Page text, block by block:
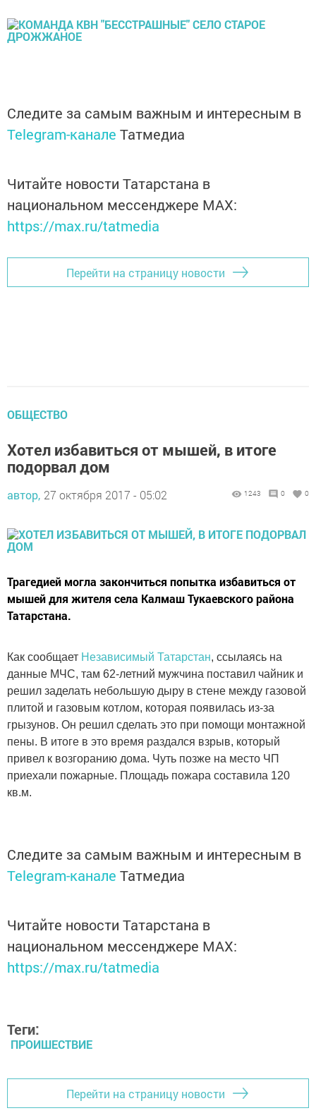
Следите за самым важным и интересным в
Telegram-канале Татмедиа
Читайте новости Татарстана в
национальном мессенджере MАХ:
https://max.ru/tatmedia
Перейти на страницу новости
ОБЩЕСТВО
Хотел избавиться от мышей, в итоге
подорвал дом
автор, 27 октября 2017 - 05:02 1243 0 0
Трагедией могла закончиться попытка избавиться от
мышей для жителя села Калмаш Тукаевского района
Татарстана.
Как сообщает Независимый Татарстан, ссылаясь на
данные МЧС, там 62-летний мужчина поставил чайник и
решил заделать небольшую дыру в стене между газовой
плитой и газовым котлом, которая появилась из-за
грызунов. Он решил сделать это при помощи монтажной
пены. В итоге в это время раздался взрыв, который
привел к возгоранию дома. Чуть позже на место ЧП
приехали пожарные. Площадь пожара составила 120
кв.м.
Следите за самым важным и интересным в
Telegram-канале Татмедиа
Читайте новости Татарстана в
национальном мессенджере MАХ:
https://max.ru/tatmedia
Теги:
ПРОИШЕСТВИЕ
Перейти на страницу новости